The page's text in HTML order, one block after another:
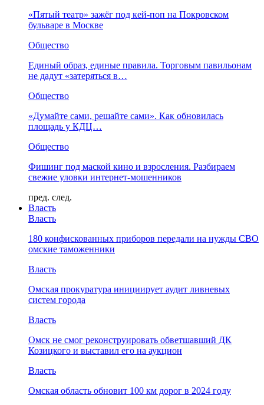
«Пятый театр» зажёг под кей-поп на Покровском
бульваре в Москве
Общество
Единый образ, единые правила. Торговым павильонам
не дадут «затеряться в…
Общество
«Думайте сами, решайте сами». Как обновилась
площадь у КДЦ…
Общество
Фишинг под маской кино и взросления. Разбираем
свежие уловки интернет-мошенников
пред. след.
Власть
Власть
180 конфискованных приборов передали на нужды СВО
омские таможенники
Власть
Омская прокуратура инициирует аудит ливневых
систем города
Власть
Омск не смог реконструировать обветшавший ДК
Козицкого и выставил его на аукцион
Власть
Омская область обновит 100 км дорог в 2024 году